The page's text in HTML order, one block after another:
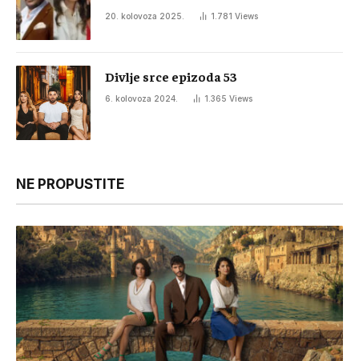
20. kolovoza 2025. 1.781 Views
Divlje srce epizoda 53
6. kolovoza 2024. 1.365 Views
NE PROPUSTITE